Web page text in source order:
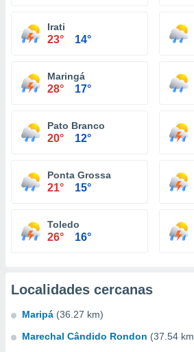
Irati
23° 14°
Maringá
28° 17°
Pato Branco
20° 12°
Ponta Grossa
21° 15°
Toledo
26° 16°
Localidades cercanas
Maripá (36.27 km)
Marechal Cândido Rondon (37.54